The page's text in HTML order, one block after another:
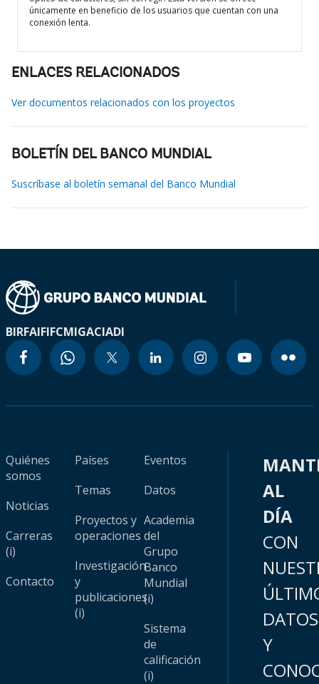
únicamente en beneficio de los usuarios que cuentan con una
conexión lenta.
ENLACES RELACIONADOS
Ver documentos relacionados con los proyectos
BOLETÍN DEL BANCO MUNDIAL
Suscríbase al boletín semanal del Banco Mundial
BIRFAIFIFCMIGACIADI
Quiénes
somos
Noticias
Carreras
(i)
Contacto
Países
Temas
Proyectos y
operaciones
Investigación
y
publicaciones
(i)
Eventos
Datos
Academia
del
Grupo
Banco
Mundial
(i)
Sistema
de
calificación
(i)
AL
DÍA
CON
DATOS
Y